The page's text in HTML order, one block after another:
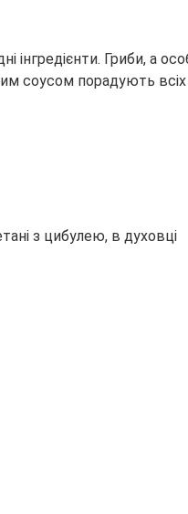
інгредієнти. Гриби, а
соусом порадують